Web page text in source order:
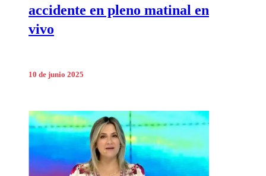
accidente en pleno matinal en
vivo
10 de junio 2025